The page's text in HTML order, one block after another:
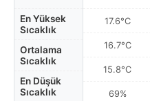
En Yüksek
Sıcaklık
Ortalama
Sıcaklık
En Düşük
Sıcaklık
17.6°C
16.7°C
15.8°C
69%